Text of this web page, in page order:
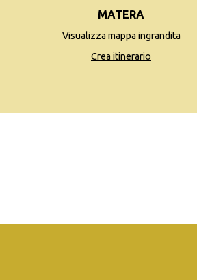
MATERA
Visualizza mappa ingrandita
Crea itinerario